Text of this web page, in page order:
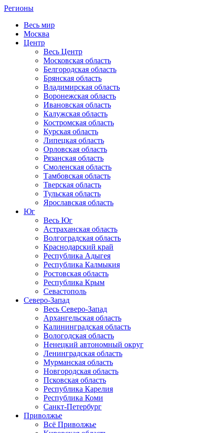
Регионы
Весь мир
Москва
Центр
Весь Центр
Московская область
Белгородская область
Брянская область
Владимирская область
Воронежская область
Ивановская область
Калужская область
Костромская область
Курская область
Липецкая область
Орловская область
Рязанская область
Смоленская область
Тамбовская область
Тверская область
Тульская область
Ярославская область
Юг
Весь Юг
Астраханская область
Волгоградская область
Краснодарский край
Республика Адыгея
Республика Калмыкия
Ростовская область
Республика Крым
Севастополь
Северо-Запад
Весь Северо-Запад
Архангельская область
Калининградская область
Вологодская область
Ненецкий автономный округ
Ленинградская область
Мурманская область
Новгородская область
Псковская область
Республика Карелия
Республика Коми
Санкт-Петербург
Приволжье
Всё Приволжье